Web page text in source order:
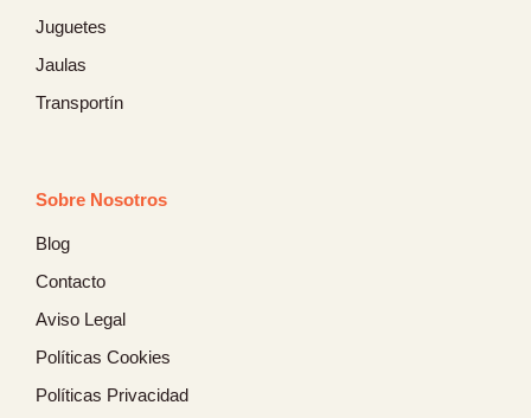
Juguetes
Jaulas
Transportín
Sobre Nosotros
Blog
Contacto
Aviso Legal
Políticas Cookies
Políticas Privacidad